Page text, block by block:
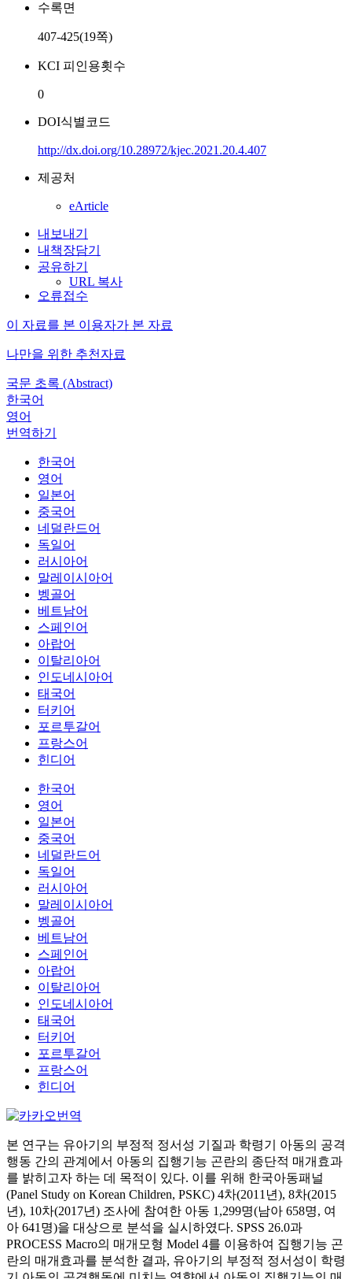
수록면
407-425(19쪽)
KCI 피인용횟수
0
DOI식별코드
http://dx.doi.org/10.28972/kjec.2021.20.4.407
제공처
eArticle
내보내기
내책장담기
공유하기
URL 복사
오류접수
이 자료를 본 이용자가 본 자료
나만을 위한 추천자료
국문 초록 (Abstract)
한국어
영어
번역하기
한국어
영어
일본어
중국어
네덜란드어
독일어
러시아어
말레이시아어
벵골어
베트남어
스페인어
아랍어
이탈리아어
인도네시아어
태국어
터키어
포르투갈어
프랑스어
힌디어
한국어
영어
일본어
중국어
네덜란드어
독일어
러시아어
말레이시아어
벵골어
베트남어
스페인어
아랍어
이탈리아어
인도네시아어
태국어
터키어
포르투갈어
프랑스어
힌디어
본 연구는 유아기의 부정적 정서성 기질과 학령기 아동의 공격
행동 간의 관계에서 아동의 집행기능 곤란의 종단적 매개효과
를 밝히고자 하는 데 목적이 있다. 이를 위해 한국아동패널
(Panel Study on Korean Children, PSKC) 4차(2011년), 8차(2015
년), 10차(2017년) 조사에 참여한 아동 1,299명(남아 658명, 여
아 641명)을 대상으로 분석을 실시하였다. SPSS 26.0과
PROCESS Macro의 매개모형 Model 4를 이용하여 집행기능 곤
란의 매개효과를 분석한 결과, 유아기의 부정적 정서성이 학령